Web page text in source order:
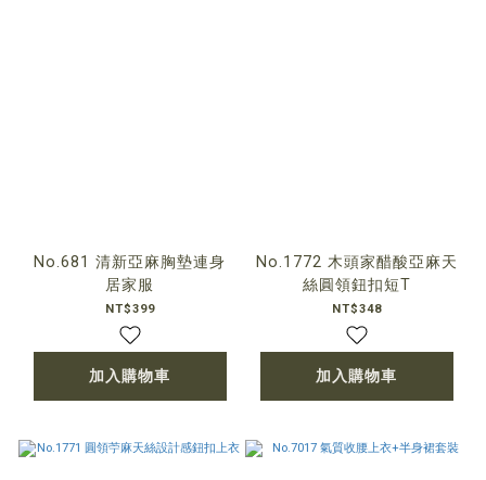
No.681 清新亞麻胸墊連身
居家服
NT$399
加入購物車
No.1772 木頭家醋酸亞麻天
絲圓領鈕扣短T
NT$348
加入購物車